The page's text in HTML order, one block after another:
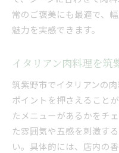
常のご褒美にも最適で、
魅力を実感できます。
イタリアン肉料理を筑
筑紫野市でイタリアンの
ポイントを押さえること
たメニューがあるかをチ
た雰囲気や五感を刺激す
い。具体的には、店内の